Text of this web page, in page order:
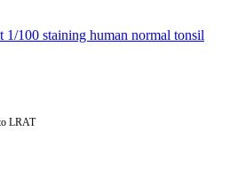
100 staining human normal tonsil
LRAT